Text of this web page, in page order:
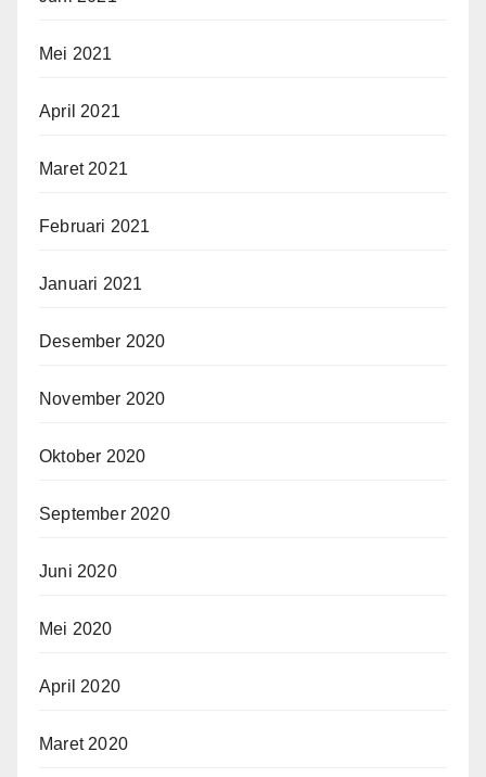
Mei 2021
April 2021
Maret 2021
Februari 2021
Januari 2021
Desember 2020
November 2020
Oktober 2020
September 2020
Juni 2020
Mei 2020
April 2020
Maret 2020